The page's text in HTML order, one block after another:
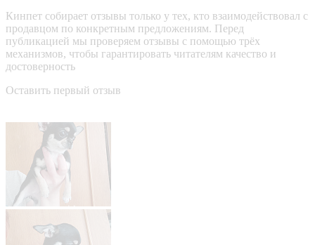
Кинпет собирает отзывы только у тех, кто взаимодействовал с
продавцом по конкретным предложениям. Перед
публикацией мы проверяем отзывы с помощью трёх
механизмов, чтобы гарантировать читателям качество и
достоверность
Оставить первый отзыв